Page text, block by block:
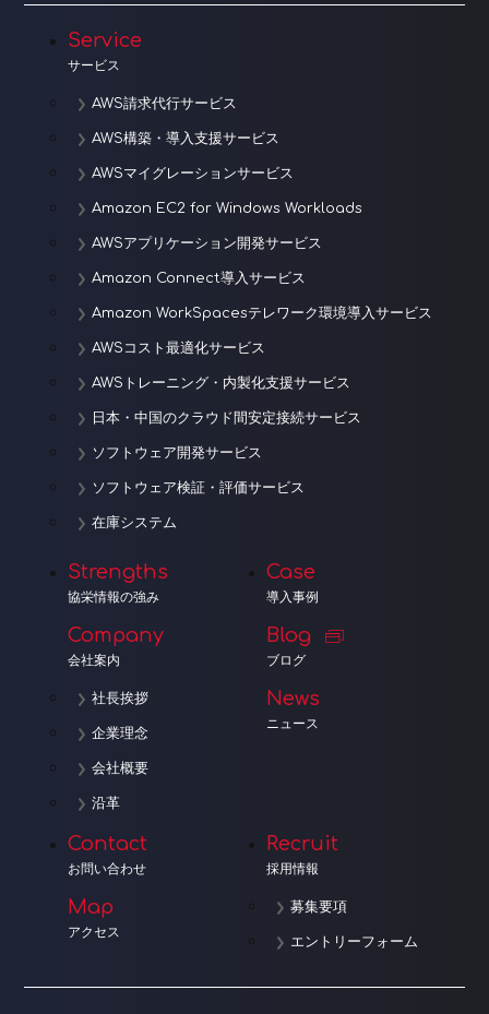
シ
ン
Service
サービス
AWS請求代行サービス
AWS構築・導入支援サービス
AWSマイグレーションサービス
Amazon EC2 for Windows Workloads
AWSアプリケーション開発サービス
Amazon Connect導入サービス
Amazon WorkSpacesテレワーク環境導入サービス
AWSコスト最適化サービス
AWSトレーニング・内製化支援サービス
日本・中国のクラウド間安定接続サービス
ソフトウェア開発サービス
ソフトウェア検証・評価サービス
在庫システム
Strengths
協栄情報の強み
Company
会社案内
社長挨拶
企業理念
会社概要
沿革
Case
導入事例
Blog
ブログ
News
ニュース
Contact
お問い合わせ
Map
アクセス
Recruit
採用情報
募集要項
エントリーフォーム